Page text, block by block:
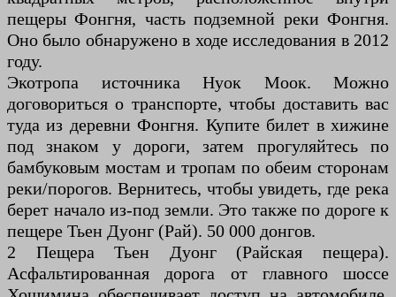
пещеры Фонгня, часть подземной реки Фонгня.
Оно было обнаружено в ходе исследования в 2012
году.
Экотропа источника Нуок Моок. Можно
договориться о транспорте, чтобы доставить вас
туда из деревни Фонгня. Купите билет в хижине
под знаком у дороги, затем прогуляйтесь по
бамбуковым мостам и тропам по обеим сторонам
реки/порогов. Вернитесь, чтобы увидеть, где река
берет начало из-под земли. Это также по дороге к
пещере Тьен Дуонг (Рай). 50 000 донгов.
2 Пещера Тьен Дуонг (Райская пещера).
Асфальтированная дорога от главного шоссе